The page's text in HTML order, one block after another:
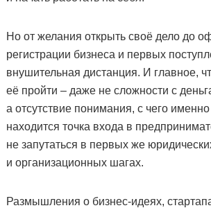
Но от желания открыть своё дело до
регистрации бизнеса и первых
внушительная дистанция. И главное,
её пройти – даже не сложности с
а отсутствие понимания, с чего именно
находится точка входа в
не запутаться в первых же
и организационных шагах.
Размышления о бизнес-идеях,